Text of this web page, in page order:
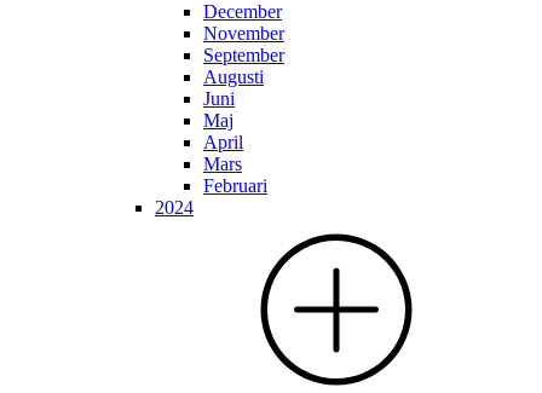
December
November
September
Augusti
Juni
Maj
April
Mars
Februari
2024